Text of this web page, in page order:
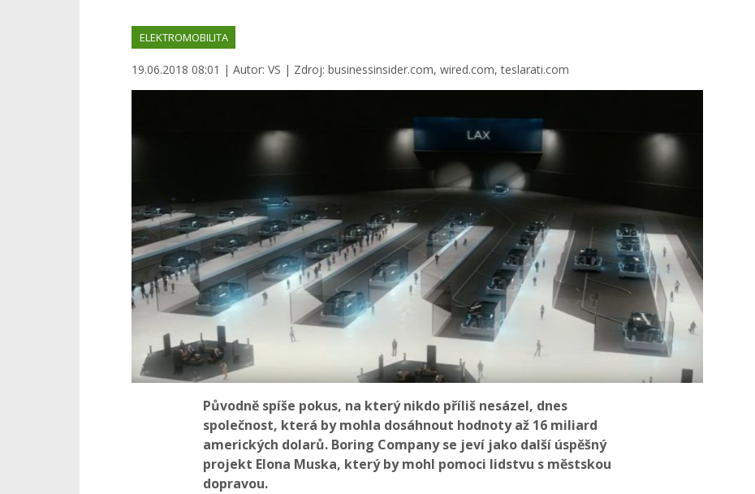
ELEKTROMOBILITA
19.06.2018 08:01 | Autor: VS | Zdroj: businessinsider.com, wired.com, teslarati.com
Původně spíše pokus, na který nikdo příliš nesázel, dnes
společnost, která by mohla dosáhnout hodnoty až 16 miliard
amerických dolarů. Boring Company se jeví jako další úspěšný
projekt Elona Muska, který by mohl pomoci lidstvu s městskou
dopravou.